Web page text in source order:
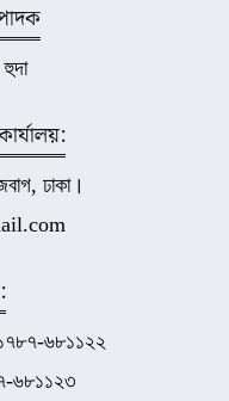
ঢাকা।
৬৮১১২২
৬৮১১২৩